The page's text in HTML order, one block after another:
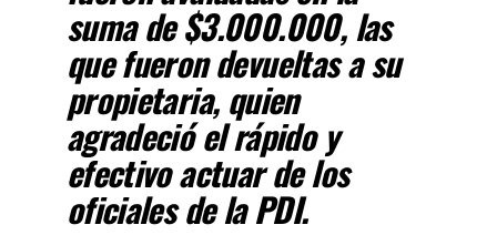
suma de $3.000.000, las
que fueron devueltas a su
propietaria, quien
agradeció el rápido y
efectivo actuar de los
oficiales de la PDI.